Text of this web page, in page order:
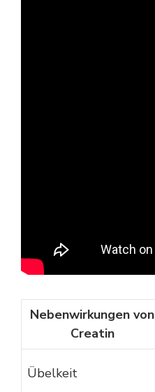
Nebenwirkungen von
Creatin
Übelkeit